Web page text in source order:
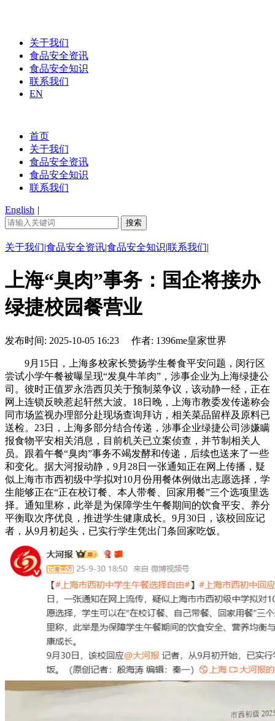
关于我们
食品安全资讯
食品安全知识
联系我们
EN
首页
关于我们
食品安全资讯
食品安全知识
联系我们
English |
关于我们|食品安全资讯|食品安全知识|联系我们|
上海“臭肉”事务：国企将接办
绿捷校园餐营业
发布时间: 2025-10-05 16:23 作者: 1396me皇家世界
9月15日，上海多校家长赞扬学生餐食平安问题，闵行区
尝试小学午餐被曝呈现“发臭牛羊肉”，涉事企业为上海绿捷公
司。彼时正值罗永浩西贝关于预制菜争议，该动静一经，正在
网上连锁反映惹起轩然大波。18日晚，上海市教委发传递称会
同市场监视办理部分赴现场查询拜访，相关菜品留样及原料已
送检。23日，上海多部分结合传递，涉事企业绿捷公司涉嫌瞒
报食物平安相关消息，目前机关已立案侦查，并节制相关人
员。跟着午餐“臭肉”事务不竭发酵和传递，后续也送来了一些
和变化。据大河报动静，9月28日一张通知正在网上传播，疑
似上海市市西初级中学拟对10月份用餐体例做出志愿选择，学
生能够正在“正在校订餐、本人带餐、回家用餐”三个选项里选
择。通知里称，此举是为保障学生午餐期间的饮食平安、养分
平衡取次序优良，推进学生健康成长。9月30日，该校回应记
者，从9月初起头，已实行学生凭出门条回家吃饭。